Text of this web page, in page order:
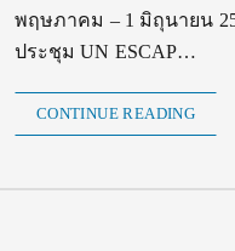
พฤษภาคม – 1 มิถุนายน
ประชุม UN ESCAP…
CONTINUE READING